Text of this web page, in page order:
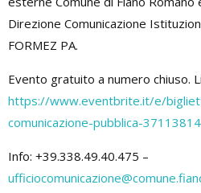
Direzione Comunicazione
FORMEZ PA.
Evento gratuito a numero chiuso.
https://www.eventbrite.it/e/
comunicazione-pubblica-
Info: +39.338.49.40.475 –